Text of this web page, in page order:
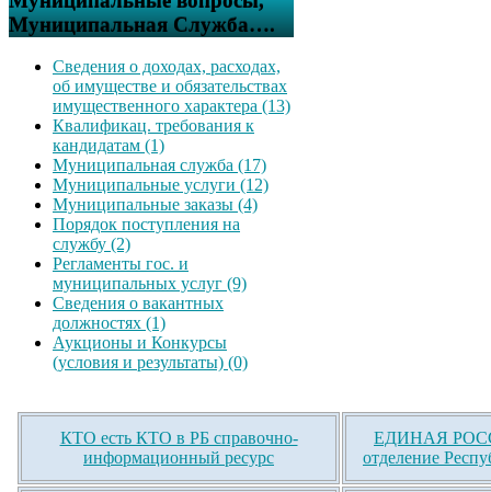
Муниципальная Служба….
Сведения о доходах, расходах,
об имуществе и обязательствах
имущественного характера (13)
Квалификац. требования к
кандидатам (1)
Муниципальная служба (17)
Муниципальные услуги (12)
Муниципальные заказы (4)
Порядок поступления на
службу (2)
Регламенты гос. и
муниципальных услуг (9)
Сведения о вакантных
должностях (1)
Аукционы и Конкурсы
(условия и результаты) (0)
КТО есть КТО в РБ справочно-
информационный ресурс
ЕДИНАЯ
отделение